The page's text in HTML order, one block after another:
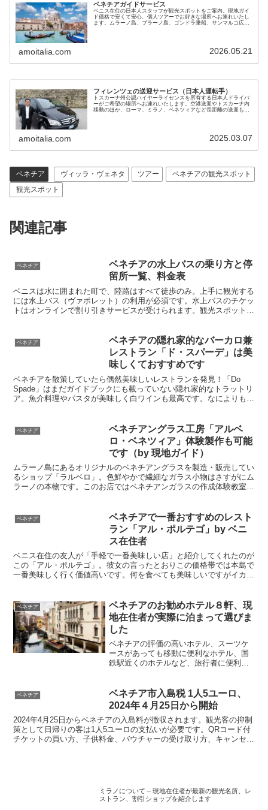
ベネチアガイドサービス
ベニス在住の日本人スタッフが観光スポットをご案内。現地ガイ
ド価格で安くて安心、個人ツアーでお好きな場所へお連れいたし
ます。ムラーノ島、ブラーノ島、ゴンドラ乗船、サンマルコ広
amoitalia.com 2026.05.21
フィレンツェの送迎サービス（日本人運転手）
トスカーナ州公認ハイヤーライセンスを所有する日本人ドライバ
ーがご希望の場所へお連れいたします。空港送迎やトスカーナ内
移動のほか、ローマ、ミラノ、ベネツィアなど長距離の送迎も可
amoitalia.com 2025.03.07
ベネチア ヴィッラ・ヴェネタ ツアー
ベネチアの観光スポット
観光スポット
関連記事
ベネチア
ベネチアの水上バスの乗り方と停
留所一覧、料金表
ベニスは水に囲まれた町で、陸路はすべて徒歩のみ。上手に観光する
には水上バス（ヴァポレット）の利用が必須です。水上バスのチケッ
トはオンラインで割り引きサービスが受けられます。観光スポットで
ベネチア
ベネチアの隠れ家的なバーカロ兼
レストラン「ド・スパーデ」は美
味しくておすすめです
ベネチアを散策していたら偶然美味しいレストランを発見！「Do
Spade」はまだガイドブックにも載っていない隠れ家的なトラットリ
ア。魚介料理やパスタが美味しく白ワインも最高です。なによりもお
ベネチア
ベネチアングラス工房「アルベ
ロ・ベネツィア」体験製作も可能
です（by 現地ガイド）
ムラーノ島にあるオリジナルのベネチアングラスを製造・販売してい
るショップ「ラルベロ」。色鮮やかで繊細なガラス小物はさすがにム
ラーノの本物です。このお店ではベネチアンガラスの作成体験教室も
ます。
ベネチア
ベネチアで一番おすすめのレスト
ラン「アル・ポルテゴ」by ベニ
ス在住者
ベニス在住の友人が「手軽で一番美味しい店」と紹介してくれたのが
この「アル・ポルテゴ」。彼女の言ったとおりこの価格帯では本島で
一番美味しく行く価値高いです。何を食べても美味しいですがイカ墨
ベネチア
ベネチアのお勧めホテル８軒、現
地在住者が実際に泊まって選びま
した
ベネチアの評価の高いホテル、スーツケ
ースがあっても移動に便利なホテル、国
鉄駅近くのホテルなど、旅行者に便利で
オフならとても安く宿泊できます。実際
に泊まってみた感想も書いているのでベ
ニスの宿探しの参考にしてください。
ベネチア
ベネチア市入島税 1人5ユーロ、
2024年４月25日から開始
2024年4月25日からベネチアの入島料が徴収されます。観光客の抑制
策として日帰りの客は1人5ユーロの支払いが必要です。QRコード付
チケットの買い方、子供料金、バウチャーの受け取り方、キャンセル
ミラノについて – 現地在住者が最新の観光名所、レ
ストラン、割引ショップを紹介します